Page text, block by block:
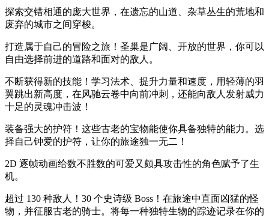
探索交错相通的庞大世界，在遗忘的山道、杂草丛生的荒地和
废弃的城市之间穿梭。
打造属于自己的冒险之旅！圣巢是广阔、开放的世界，你可以
自由选择前进的道路和面对的敌人。
不断获得新的技能！学习法术、提升力量和速度，用轻薄的羽
翼跳出新高度，在风驰云卷中向前冲刺，还能向敌人发射威力
十足的灵魂冲击波！
装备强大的护符！这些古老的宝物能使你具备独特的能力。选
择自己钟爱的护符，让你的旅途独一无二！
2D 逐帧动画给数不胜数的可爱又颇具攻击性的角色赋予了生
机。
超过 130 种敌人！30 个史诗级 Boss！在旅途中直面凶猛的怪
物，并征服古老的骑士。将每一种独特生物的踪迹记录在你的